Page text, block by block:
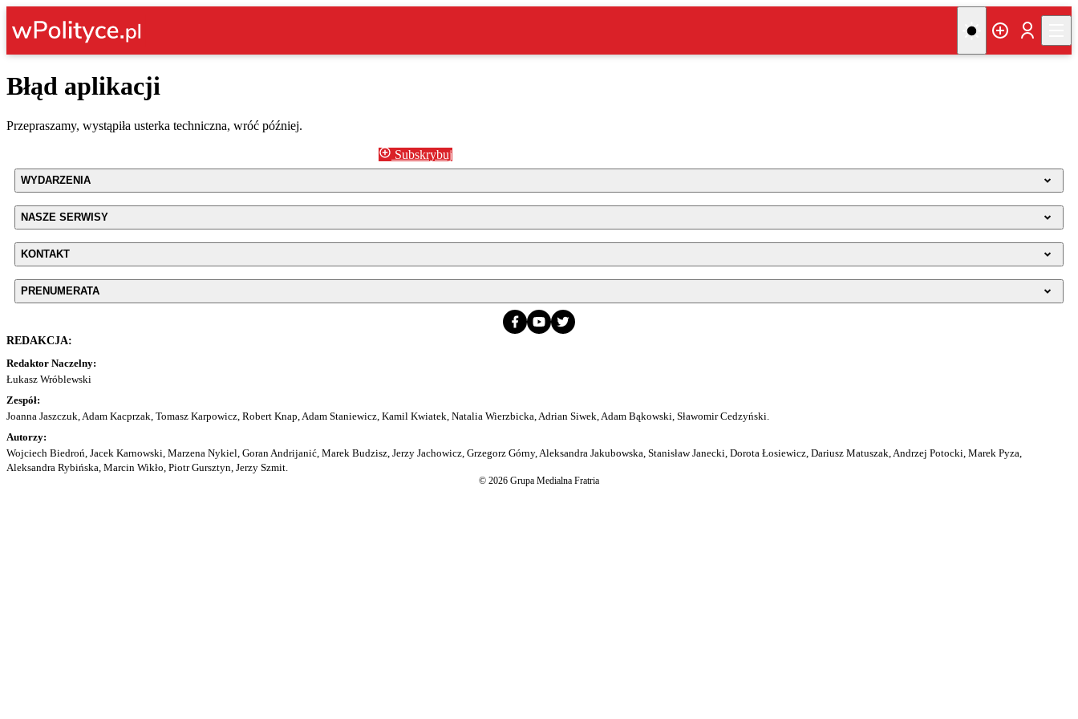
Błąd aplikacji
Przepraszamy, wystąpiła usterka techniczna, wróć później.
Subskrybuj
WYDARZENIA
NASZE SERWISY
KONTAKT
PRENUMERATA
REDAKCJA:
Redaktor Naczelny:
Łukasz Wróblewski
Zespół:
Joanna Jaszczuk, Adam Kacprzak, Tomasz Karpowicz, Robert Knap, Adam Staniewicz, Kamil Kwiatek, Natalia Wierzbicka, Adrian Siwek, Adam Bąkowski, Sławomir Cedzyński.
Autorzy:
Wojciech Biedroń, Jacek Karnowski, Marzena Nykiel, Goran Andrijanić, Marek Budzisz, Jerzy Jachowicz, Grzegorz Górny, Aleksandra Jakubowska, Stanisław Janecki, Dorota Łosiewicz, Dariusz Matuszak, Andrzej Potocki, Marek Pyza,
Aleksandra Rybińska, Marcin Wikło, Piotr Gursztyn, Jerzy Szmit.
© 2026 Grupa Medialna Fratria